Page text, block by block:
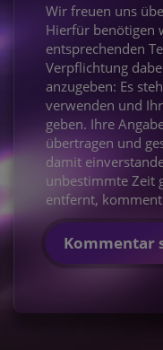
Wir freuen uns
Hierfür benötigen
entsprechenden
Verpflichtung
anzugeben: Es
verwenden und
geben. Ihre
übertragen und
damit
unbestimmte Zeit
entfernt,
Kommentar